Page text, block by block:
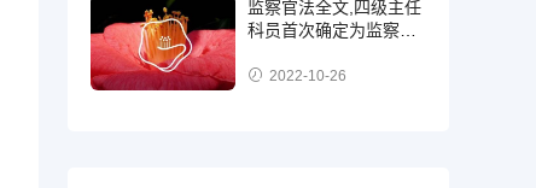
监察官法全文,四级主任
科员首次确定为监察
级?2022-10-26